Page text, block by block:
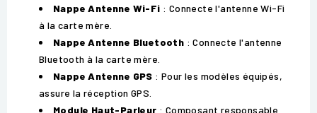
Nappe Antenne Wi-Fi : Connecte l'antenne Wi-Fi
à la carte mère.
Nappe Antenne Bluetooth : Connecte l'antenne
Bluetooth à la carte mère.
Nappe Antenne GPS : Pour les modèles équipés,
assure la réception GPS.
Module Haut-Parleur : Composant responsable